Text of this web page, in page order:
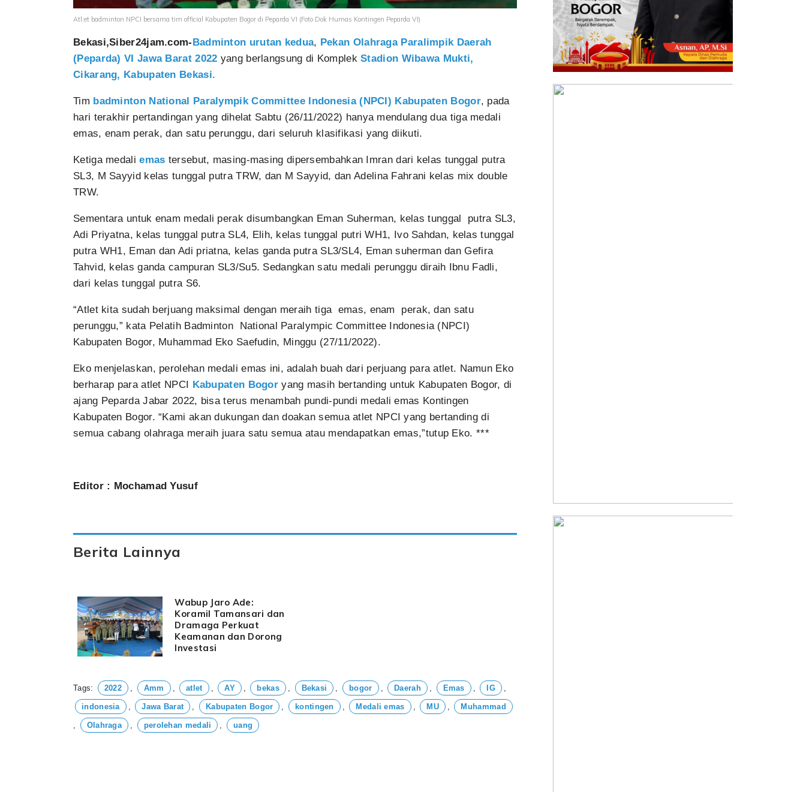
Atl;et badminton NPCI bersama tim official Kabupaten Bogor di Peparda VI (Foto Dok Humas Kontingen Peparda VI)
Bekasi,Siber24jam.com-Badminton urutan kedua, Pekan Olahraga Paralimpik Daerah
(Peparda) VI Jawa Barat 2022 yang berlangsung di KomplekStadion Wibawa Mukti,
Cikarang, Kabupaten Bekasi.
Tim badminton National Paralympik Committee Indonesia (NPCI) Kabupaten Bogor, pada
hari terakhir pertandingan yang dihelat Sabtu (26/11/2022) hanya mendulang dua tiga medali
emas, enam perak, dan satu perunggu, dari seluruh klasifikasi yang diikuti.
Ketiga medaliemas tersebut, masing-masing dipersembahkan Imran dari kelas tunggal putra
SL3, M Sayyid kelas tunggal putra TRW, dan M Sayyid, dan Adelina Fahrani kelas mix double
TRW.
Sementara untuk enam medali perak disumbangkan Eman Suherman, kelas tunggal putra SL3,
Adi Priyatna, kelas tunggal putra SL4, Elih, kelas tunggal putri WH1, Ivo Sahdan, kelas tunggal
putra WH1, Eman dan Adi priatna, kelas ganda putra SL3/SL4, Eman suherman dan Gefira
Tahvid, kelas ganda campuran SL3/Su5. Sedangkan satu medali perunggu diraih Ibnu Fadli,
dari kelas tunggal putra S6.
“Atlet kita sudah berjuang maksimal dengan meraih tiga emas, enam perak, dan satu
perunggu,” kata Pelatih Badminton National Paralympic Committee Indonesia (NPCI)
Kabupaten Bogor, Muhammad Eko Saefudin, Minggu (27/11/2022).
Eko menjelaskan, perolehan medali emas ini, adalah buah dari perjuang para atlet. Namun Eko
berharap para atlet NPCI Kabupaten Bogor yang masih bertanding untuk Kabupaten Bogor, di
ajang Peparda Jabar 2022, bisa terus menambah pundi-pundi medali emas Kontingen
Kabupaten Bogor. “Kami akan dukungan dan doakan semua atlet NPCI yang bertanding di
semua cabang olahraga meraih juara satu semua atau mendapatkan emas,”tutup Eko. ***
Editor : Mochamad Yusuf
Berita Lainnya
Wabup Jaro Ade:
Koramil Tamansari dan
Dramaga Perkuat
Keamanan dan Dorong
Investasi
Tags: 2022 , Amm , atlet , AY , bekas , Bekasi , bogor , Daerah , Emas , IG ,
indonesia , Jawa Barat , Kabupaten Bogor , kontingen , Medali emas , MU , Muhammad
, Olahraga , perolehan medali , uang